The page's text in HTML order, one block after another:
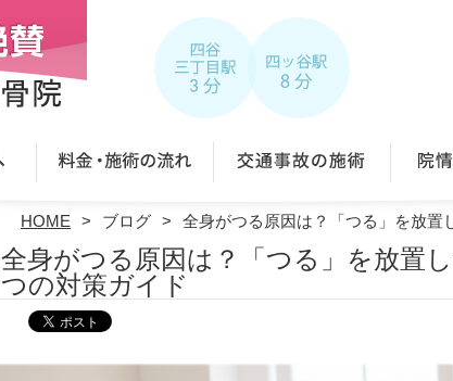
HOME ブログ 全身がつる原因は？「つる」を放置
全身がつる原因は？「つる」を放置
つの対策ガイド